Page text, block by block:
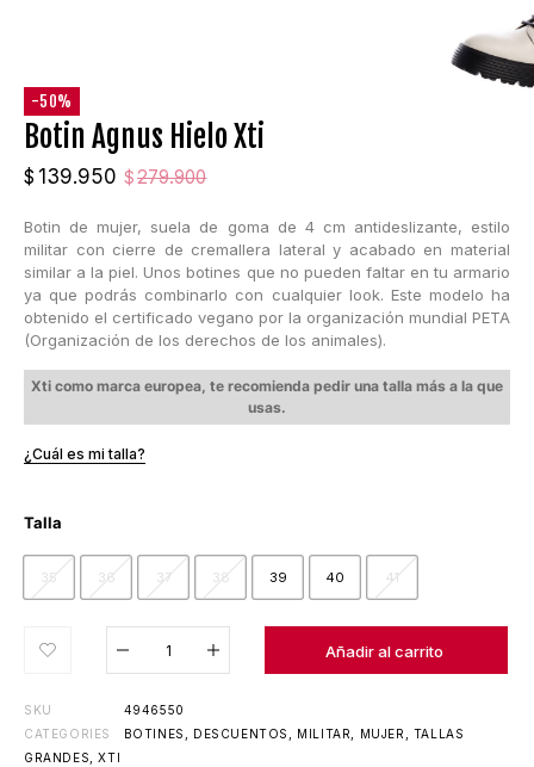
-50%
Botin Agnus Hielo Xti
$ 279.900
El
original
era:
$279.900.
$ 139.950
El
actual
es:
$139.950.
Botin de mujer, suela de goma de 4 cm antideslizante, estilo
militar con cierre de cremallera lateral y acabado en material
similar a la piel. Unos botines que no pueden faltar en tu armario
ya que podrás combinarlo con cualquier look. Este modelo ha
obtenido el certificado vegano por la organización mundial PETA
(Organización de los derechos de los animales).
Xti como marca europea, te recomienda pedir una talla más a la que
usas.
¿Cuál es mi talla?
35 36 37 38 39 40 41
Talla
Añadir al carrito
Añadido al carrito
SKU
4946550
CATEGORIES
BOTINES DESCUENTOS MILITAR MUJER
TALLAS
GRANDES
,XTI